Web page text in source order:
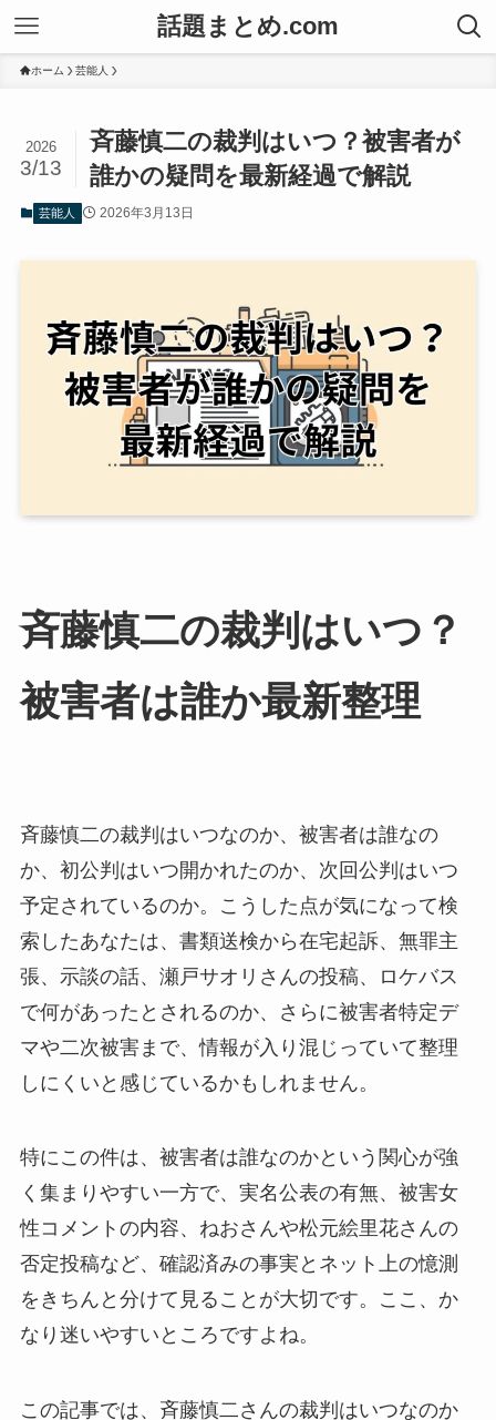
話題まとめ.com
ホーム 芸能人
斉藤慎二の裁判はいつ？被害者が
誰かの疑問を最新経過で解説
2026
3/13
芸能人 2026年3月13日
斉藤慎二の裁判はいつ？
被害者は誰か最新整理
斉藤慎二の裁判はいつなのか、被害者は誰なの
か、初公判はいつ開かれたのか、次回公判はいつ
予定されているのか。こうした点が気になって検
索したあなたは、書類送検から在宅起訴、無罪主
張、示談の話、瀬戸サオリさんの投稿、ロケバス
で何があったとされるのか、さらに被害者特定デ
マや二次被害まで、情報が入り混じっていて整理
しにくいと感じているかもしれません。
特にこの件は、被害者は誰なのかという関心が強
く集まりやすい一方で、実名公表の有無、被害女
性コメントの内容、ねおさんや松元絵里花さんの
否定投稿など、確認済みの事実とネット上の憶測
をきちんと分けて見ることが大切です。ここ、か
なり迷いやすいところですよね。
この記事では、斉藤慎二さんの裁判はいつなのか